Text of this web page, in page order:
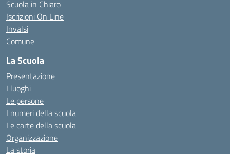
Scuola in Chiaro
Iscrizioni On Line
Invalsi
Comune
La Scuola
Presentazione
I luoghi
Le persone
I numeri della scuola
Le carte della scuola
Organizzazione
La storia